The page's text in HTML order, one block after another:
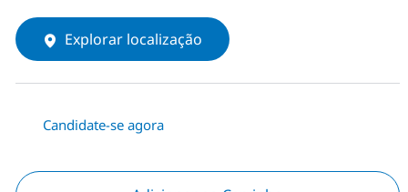
Explorar localização
Candidate-se agora